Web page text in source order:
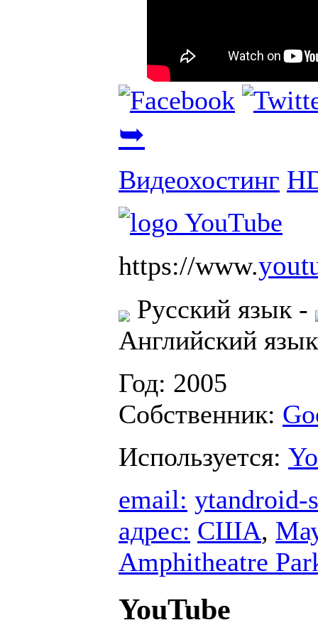
➥
Видеохостинг
https://www.
Русский язык -
Английский язык
Год: 2005
Собственник:
Используется:
email: ytandroid-
адрес: США,
Amphitheatre
YouTube